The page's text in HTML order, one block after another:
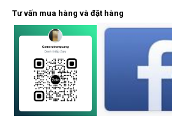
Tư vấn mua hàng và đặt hàng